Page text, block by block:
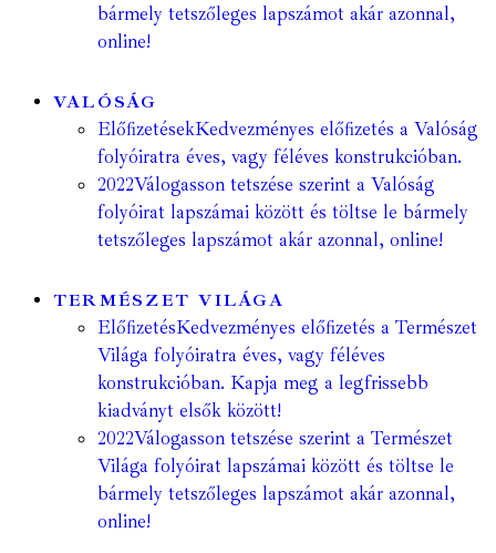
bármely tetszőleges lapszámot akár azonnal,
online!
VALÓSÁG
ElőfizetésekKedvezményes előfizetés a Valóság
folyóiratra éves, vagy féléves konstrukcióban.
2022Válogasson tetszése szerint a Valóság
folyóirat lapszámai között és töltse le bármely
tetszőleges lapszámot akár azonnal, online!
TERMÉSZET VILÁGA
ElőfizetésKedvezményes előfizetés a Természet
Világa folyóiratra éves, vagy féléves
konstrukcióban. Kapja meg a legfrissebb
kiadványt elsők között!
2022Válogasson tetszése szerint a Természet
Világa folyóirat lapszámai között és töltse le
bármely tetszőleges lapszámot akár azonnal,
online!